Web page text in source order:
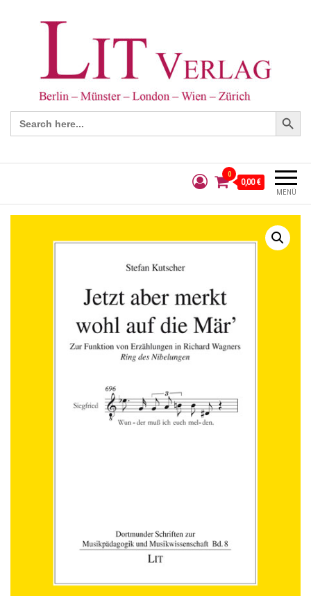
Search
for:
Search Button
MENÜ
0
0,00 €